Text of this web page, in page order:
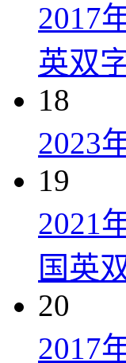
2017
英双
18
2023
19
2021
国英
20
2017